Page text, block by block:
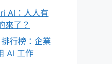
AI：人人有
來了？
行榜：企業
AI 工作